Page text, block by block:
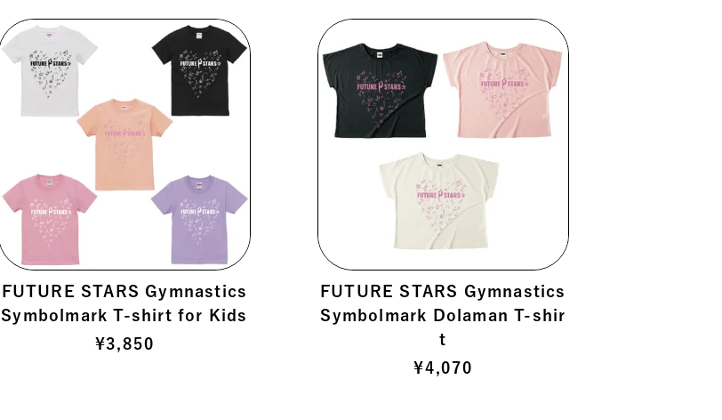
FUTURE STARS Gymnastics
Symbolmark T-shirt for Kids
¥3,850
FUTURE STARS Gymnastics
Symbolmark Dolaman T-shir
t
¥4,070